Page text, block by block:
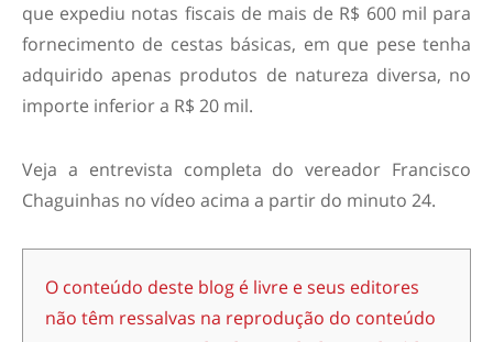
que expediu notas fiscais de mais de R$ 600 mil para
fornecimento de cestas básicas, em que pese tenha
adquirido apenas produtos de natureza diversa, no
importe inferior a R$ 20 mil.
Veja a entrevista completa do vereador Francisco
Chaguinhas no vídeo acima a partir do minuto 24.
O conteúdo deste blog é livre e seus editores
não têm ressalvas na reprodução do conteúdo